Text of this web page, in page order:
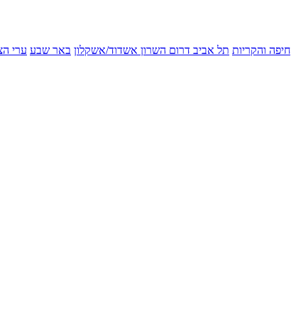
חיפה והקריות תל אביב דרום השרון אשדוד/אשקלון באר שבע ערי